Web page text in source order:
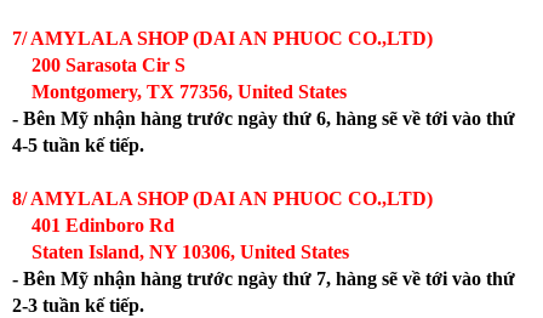
7/ AMYLALA SHOP (DAI AN PHUOC CO.,LTD)
200 Sarasota Cir S
Montgomery, TX 77356, United States
- Bên Mỹ nhận hàng trước ngày thứ 6, hàng sẽ về tới vào thứ
4-5 tuần kế tiếp.
8/ AMYLALA SHOP (DAI AN PHUOC CO.,LTD)
401 Edinboro Rd
Staten Island, NY 10306, United States
- Bên Mỹ nhận hàng trước ngày thứ 7, hàng sẽ về tới vào thứ
2-3 tuần kế tiếp.